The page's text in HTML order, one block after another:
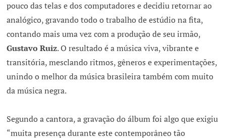
pouco das telas e dos computadores e decidiu retornar ao
analógico, gravando todo o trabalho de estúdio na fita,
contando mais uma vez com a produção de seu irmão,
Gustavo Ruiz. O resultado é a música viva, vibrante e
transitória, mesclando ritmos, gêneros e experimentações,
unindo o melhor da música brasileira também com muito
da música negra.
Segundo a cantora, a gravação do álbum foi algo que exigiu
“muita presença durante este contemporâneo tão